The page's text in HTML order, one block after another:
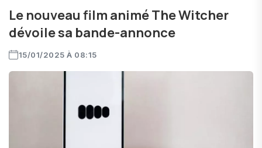
Le nouveau film animé The Witcher
dévoile sa bande-annonce
15/01/2025 À 08:15